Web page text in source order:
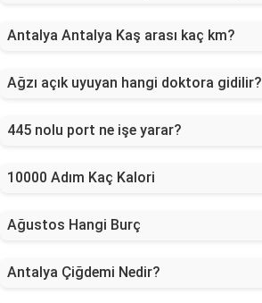
Antalya Antalya Kaş arası kaç km?
Ağzı açık uyuyan hangi doktora gidilir?
445 nolu port ne işe yarar?
10000 Adım Kaç Kalori
Ağustos Hangi Burç
Antalya Çiğdemi Nedir?